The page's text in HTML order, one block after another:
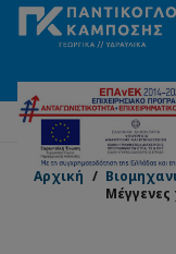
Αρχική /